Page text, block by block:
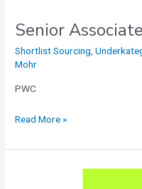
Senior Associate
Shortlist Sourcing ,
Mohr
PWC
Read More »
Tilbudsberegner